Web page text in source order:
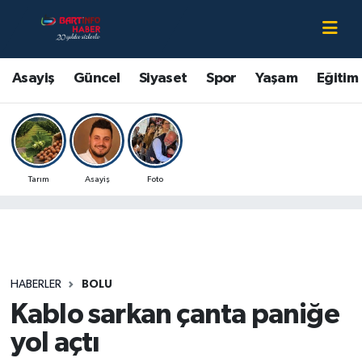
Asayiş Güncel Siyaset Spor Yaşam Eğitim
Tarım Asayiş Foto
HABERLER BOLU
Kablo sarkan çanta paniğe
yol açtı
Asayiş
Bartın Hakkında
Çevre
Eğitim
Kültür-Sanat
Magazin
Bartın Nöbetçi Eczaneler
Bartın Hava Durumu
Bartin Namaz Vakitleri
Bartın Trafik Yoğunluk Haritası
Son Dakika Haberleri
Haber Arşivi